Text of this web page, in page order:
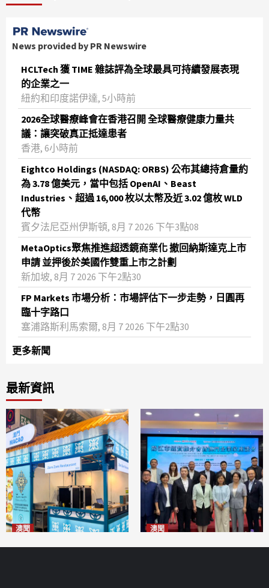
News provided by PR Newswire
HCLTech 獲 TIME 雜誌評為全球最具可持續發展表現
的企業之一
紐約和印度諾伊達, 5小時前
2026全球醫療峰會在香港召開 全球醫療健康力量共
議：讓突破真正抵達患者
香港, 6小時前
Eightco Holdings (NASDAQ: ORBS) 公布其總持倉量約
為 3.78 億美元，當中包括 OpenAI、Beast
Industries、超過 16,000 枚以太幣及近 3.02 億枚 WLD
代幣
賓夕法尼亞州伊斯頓, 8月 7 2026 下午3點08
MetaOptics聚焦推進超透鏡商業化 撤回納斯達克上市
申請 並押後於美國作雙重上市之計劃
新加坡, 8月 7 2026 下午2點30
FP Markets 市場分析：市場評估下一步走勢，日圓再
臨十字路口
塞浦路斯利馬索爾, 8月 7 2026 下午2點30
更多新聞
最新資訊
澳聞 澳聞